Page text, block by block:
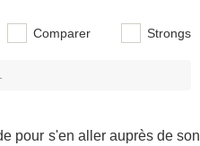
Comparer Strongs
pour s'en aller auprès de son